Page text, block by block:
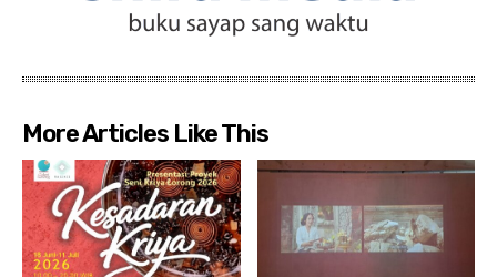
More Articles Like This